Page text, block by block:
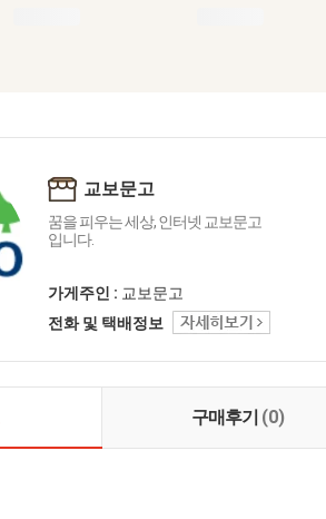
교보문고
꿈을 피우는 세상, 인터넷 교보문고
입니다.
가게주인 : 교보문고
전화 및 택배정보
구매후기 (0)